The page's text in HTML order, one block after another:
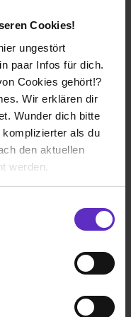
Cookies!
ungestört
paar Infos für dich.
Cookies gehört!?
Wir erklären dir
Wunder dich bitte
als du
den aktuellen
werden.
Einstellungen zu
um
(m/w/d)
GmbH
für